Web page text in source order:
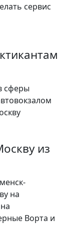
сервис
сферы
из
на
Ворта и